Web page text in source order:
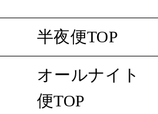
半夜便TOP
オールナイト
便TOP